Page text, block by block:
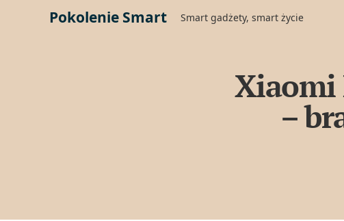
Pokolenie Smart Smart gadżety, smart życie
Xiaomi
–